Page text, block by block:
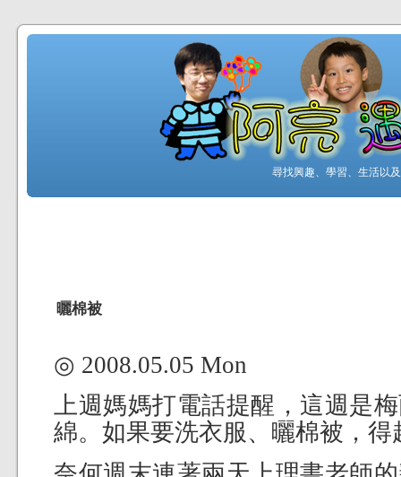
尋找興趣、學習、生活以
曬棉被
◎ 2008.05.05 Mon
上週媽媽打電話提醒，這週是
綿。如果要洗衣服、曬棉被，得